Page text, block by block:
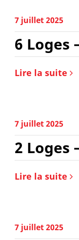
7 juillet 2025
6 Loges
Lire la suite
7 juillet 2025
2 Loges
Lire la suite
7 juillet 2025